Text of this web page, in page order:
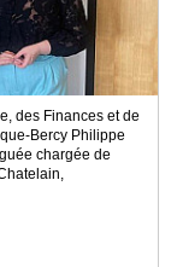
des Finances et de
Bercy Philippe
chargée de